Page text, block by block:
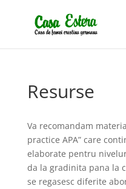
Resurse
Va recomandam
practice APA” care
elaborate pentru
da la gradinita pana la
se regasesc diferite